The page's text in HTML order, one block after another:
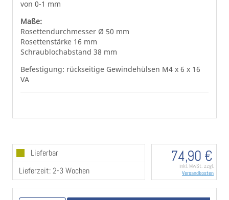
von 0-1 mm
Maße:
Rosettendurchmesser Ø 50 mm
Rosettenstärke 16 mm
Schraublochabstand 38 mm
Befestigung: rückseitige Gewindehülsen M4 x 6 x 16
VA
Lieferbar
Lieferzeit: 2-3 Wochen
74,90 €
inkl. MwSt. zzgl.
Versandkosten